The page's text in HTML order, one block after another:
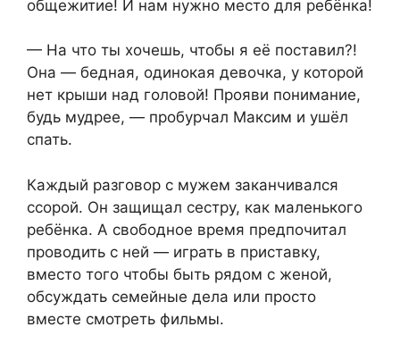
общежитие! И нам нужно место для ребёнка!
— На что ты хочешь, чтобы я её поставил?!
Она — бедная, одинокая девочка, у которой
нет крыши над головой! Прояви понимание,
будь мудрее, — пробурчал Максим и ушёл
спать.
Каждый разговор с мужем заканчивался
ссорой. Он защищал сестру, как маленького
ребёнка. А свободное время предпочитал
проводить с ней — играть в приставку,
вместо того чтобы быть рядом с женой,
обсуждать семейные дела или просто
вместе смотреть фильмы.